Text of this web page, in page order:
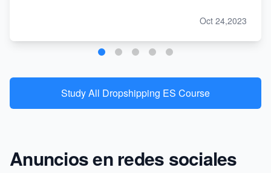
Oct 24,2023
Study All Dropshipping ES Course
Anuncios en redes sociales